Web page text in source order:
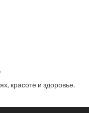
красоте и здоровье.